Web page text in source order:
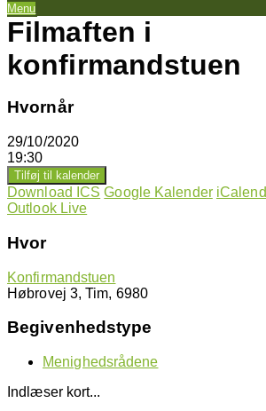
Menu
Filmaften i
konfirmandstuen
Hvornår
29/10/2020
19:30
Tilføj til kalender
Download ICS Google Kalender
Outlook Live
Hvor
Konfirmandstuen
Høbrovej 3, Tim, 6980
Begivenhedstype
Menighedsrådene
Indlæser kort...